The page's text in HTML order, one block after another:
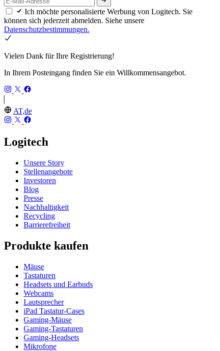
Ich möchte personalisierte Werbung von Logitech. Sie
können sich jederzeit abmelden. Siehe unsere
Datenschutzbestimmungen.
Vielen Dank für Ihre Registrierung!
In Ihrem Posteingang finden Sie ein Willkommensangebot.
AT,de
Logitech
Unsere Story
Stellenangebote
Investoren
Blog
Presse
Nachhaltigkeit
Recycling
Barrierefreiheit
Produkte kaufen
Mäuse
Tastaturen
Headsets und Earbuds
Webcams
Lautsprecher
iPad Tastatur-Cases
Gaming-Mäuse
Gaming-Tastaturen
Gaming-Headsets
Mikrofone